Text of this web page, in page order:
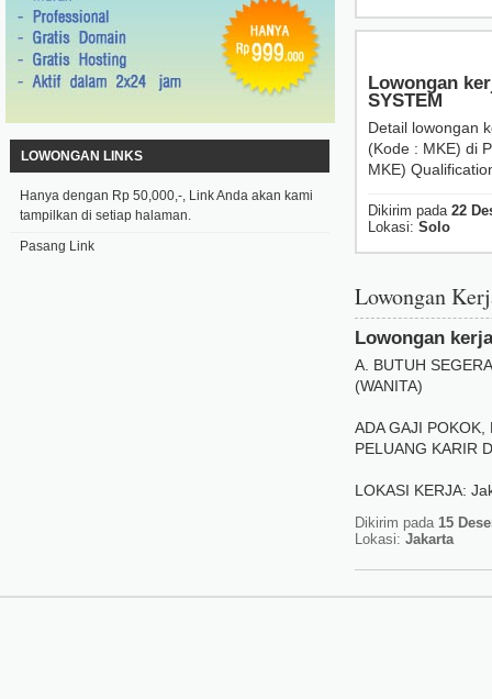
LOWONGAN LINKS
Hanya dengan Rp 50,000,-, Link Anda akan kami
tampilkan di setiap halaman.
Pasang Link
Lowongan
SYSTEM
Detail lowongan
(Kode : MKE) di
MKE)
Dikirim pada 22
Lokasi: Solo
Lowongan
Lowongan
A. BUTUH
(WANITA)
ADA GAJI
PELUANG KARIR
LOKASI KERJA:
Dikirim pada 15
Lokasi: Jakarta